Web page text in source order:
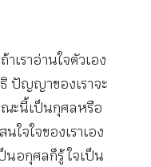
เราอ่านใจตัวเอง
ปัญญาของเราจะ
ณะนี้เป็นกุศลหรือ
จใจของเราเอง
ป็นอกุศลก็รู้ ใจเป็น